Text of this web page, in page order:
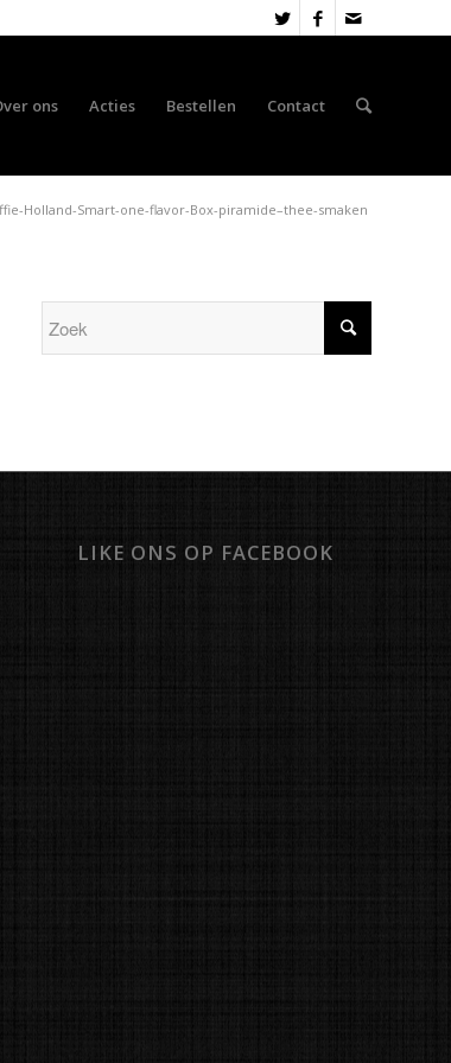
ons Acties Bestellen Contact
Holland-Smart-one-flavor-Box-piramide–thee-smaken
LIKE ONS OP FACEBOOK